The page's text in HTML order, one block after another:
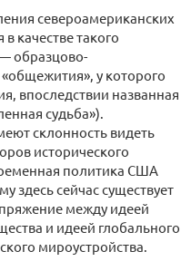
североамериканских
качестве такого
образцово-
у которого
впоследствии названная
судьба»).
склонность видеть
исторического
политика США
здесь сейчас существует
между идеей
и идеей глобального
мироустройства.